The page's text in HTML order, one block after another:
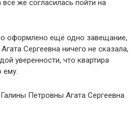
же согласилась пойти на
оформлено ещё одно завещание,
Сергеевна ничего не сказала,
уверенности, что квартира
ему.
Петровны Агата Сергеевна